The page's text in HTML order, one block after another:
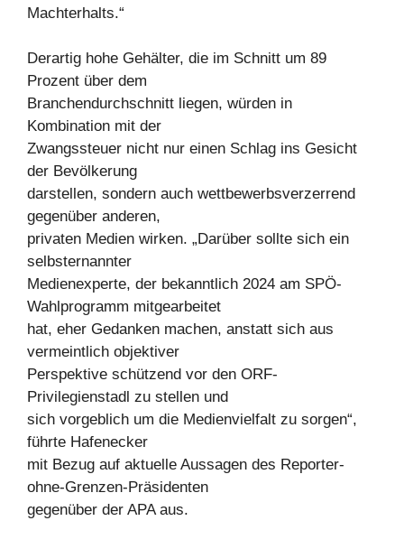
Machterhalts.“
Derartig hohe Gehälter, die im Schnitt um 89
Prozent über dem
Branchendurchschnitt liegen, würden in
Kombination mit der
Zwangssteuer nicht nur einen Schlag ins Gesicht
der Bevölkerung
darstellen, sondern auch wettbewerbsverzerrend
gegenüber anderen,
privaten Medien wirken. „Darüber sollte sich ein
selbsternannter
Medienexperte, der bekanntlich 2024 am SPÖ-
Wahlprogramm mitgearbeitet
hat, eher Gedanken machen, anstatt sich aus
vermeintlich objektiver
Perspektive schützend vor den ORF-
Privilegienstadl zu stellen und
sich vorgeblich um die Medienvielfalt zu sorgen“,
führte Hafenecker
mit Bezug auf aktuelle Aussagen des Reporter-
ohne-Grenzen-Präsidenten
gegenüber der APA aus.